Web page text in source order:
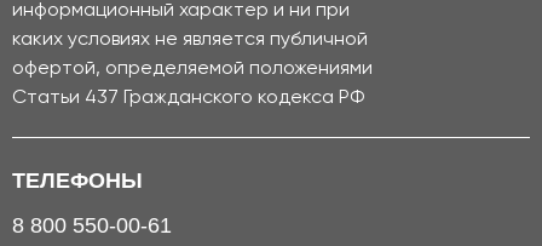
информационный характер и ни при
каких условиях не является публичной
офертой, определяемой положениями
Статьи 437 Гражданского кодекса РФ
ТЕЛЕФОНЫ
8 800 550-00-61